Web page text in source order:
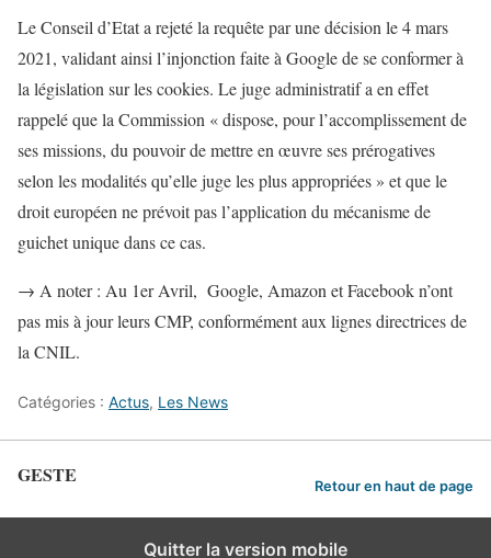
Le Conseil d’Etat a rejeté la requête par une décision le 4 mars
2021, validant ainsi l’injonction faite à Google de se conformer à
la législation sur les cookies. Le juge administratif a en effet
rappelé que la Commission « dispose, pour l’accomplissement de
ses missions, du pouvoir de mettre en œuvre ses prérogatives
selon les modalités qu’elle juge les plus appropriées » et que le
droit européen ne prévoit pas l’application du mécanisme de
guichet unique dans ce cas.
→ A noter : Au 1er Avril, Google, Amazon et Facebook n’ont
pas mis à jour leurs CMP, conformément aux lignes directrices de
la CNIL.
Catégories : Actus, Les News
GESTE Retour en haut de page
Quitter la version mobile